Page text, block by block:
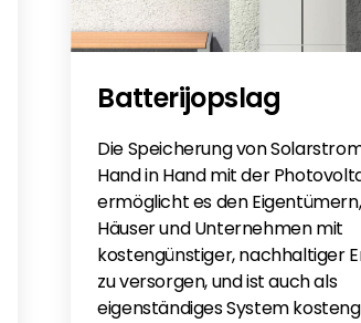
Batterijopslag
Die Speicherung von
Hand in Hand mit der
ermöglicht es den
Häuser und Unternehmen mit
kostengünstiger, nachhaltiger
zu versorgen, und ist auch als
eigenständiges System